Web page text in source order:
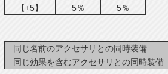
【+5】
5％ 5％
同じ名前のアクセサリとの同時装備
同じ効果を含むアクセサリとの同時装備